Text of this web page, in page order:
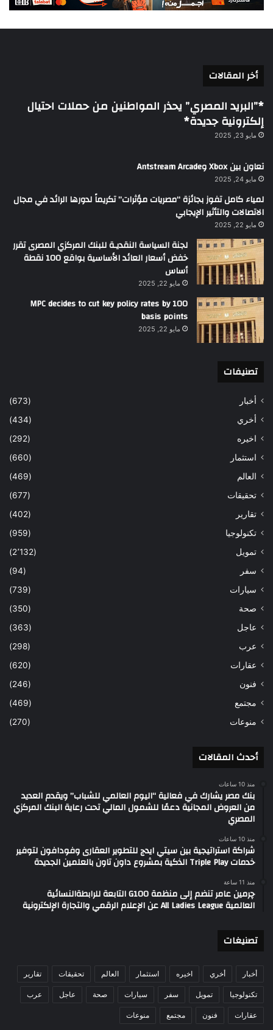
أخر المقالات
*”البريد المصري” يحذر المواطنين من حملات احتيال
إلكترونية جديدة*
مايو 23, 2025
تعاون بين Xbox وAntstream Arcade
مايو 24, 2025
لمياء كامل تفوز بجائزة “مصريات مؤثرات” تكريماً لدورها الرائد في مجال
الاتصالات والتأثير الإيجابي
مايو 22, 2025
لجنة السياسة النقديـة للبنك المركزي المصرى تقرر
خفض أسعار العائد الأساسية بواقع 100 نقطة
أساس
مايو 22, 2025
MPC decides to cut key policy rates by 100
basis points
مايو 22, 2025
تصنيفات
أخبار
(673)
أخري
(434)
اخيره
(292)
استثمار
(660)
العالم
(469)
تحقيقات
(677)
تقارير
(402)
تكنولوجيا
(959)
تمويل
(2٬132)
سفر
(94)
سيارات
(739)
صحة
(350)
عاجل
(363)
عرب
(298)
عقارات
(620)
فنون
(246)
مجتمع
(469)
منوعات
(270)
أحدث المقالات
منذ 10 ساعات
بنك مصر يشارك في فعالية “اليوم العالمي للشباب” ويقدم العديد
من العروض المجانية دعمًا للشمول المالي تحت رعاية البنك المركزي
المصري
منذ 10 ساعات
شراكة استراتيجية بين سيتي ايدج للتطوير العقارى وفودافون لتوفير
خدمات Triple Play الذكية بمشروع داون تاون بالعلمين الجديدة
منذ 11 ساعة
چرمين عامر تنضم إلى منظمة G100 التابعة للرابطةالنسائية
العالمية All Ladies League عن الإعلام الرقمي والتجارة الإلكترونية
تصنيغات
أخبار أخري اخيره استثمار العالم تحقيقات تقارير
تكنولوجيا تمويل سفر سيارات صحة عاجل عرب
عقارات فنون مجتمع منوعات